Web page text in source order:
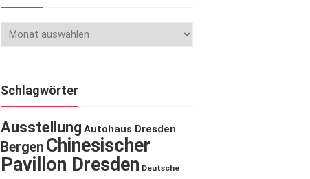
Schlagwörter
Ausstellung Autohaus Dresden
Bergen Chinesischer
Pavillon Dresden Deutsche